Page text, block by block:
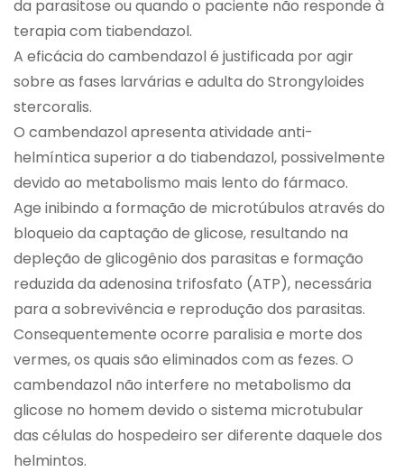
da parasitose ou quando o paciente não responde à
terapia com tiabendazol.
A eficácia do cambendazol é justificada por agir
sobre as fases larvárias e adulta do Strongyloides
stercoralis.
O cambendazol apresenta atividade anti-
helmíntica superior a do tiabendazol, possivelmente
devido ao metabolismo mais lento do fármaco.
Age inibindo a formação de microtúbulos através do
bloqueio da captação de glicose, resultando na
depleção de glicogênio dos parasitas e formação
reduzida da adenosina trifosfato (ATP), necessária
para a sobrevivência e reprodução dos parasitas.
Consequentemente ocorre paralisia e morte dos
vermes, os quais são eliminados com as fezes. O
cambendazol não interfere no metabolismo da
glicose no homem devido o sistema microtubular
das células do hospedeiro ser diferente daquele dos
helmintos.